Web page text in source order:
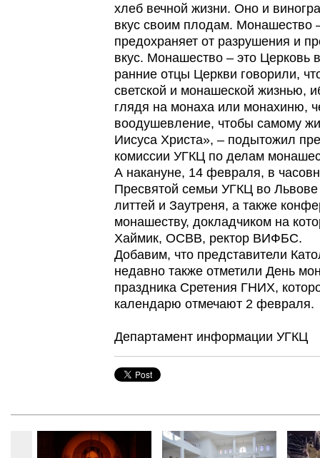
хлеб вечной жизни. Оно и
вкус своим плодам. Монашество
предохраняет от разрушения и
вкус. Монашество – это
ранние отцы Церкви говорили,
светской и монашеской жизнью,
глядя на монаха или монахиню,
воодушевление, чтобы самому
Иисуса Христа», – подытожил
комиссии УГКЦ по делам
А накануне, 14 февраля, в
Пресвятой семьи УГКЦ во Львове
литтей и Заутреня, а также
монашеству, докладчиком на
Хаймик, ОСВВ, ректор ВИФБС.
Добавим, что представители
недавно также отметили День
праздника Сретения ГНИХ,
календарю отмечают 2 февраля.
Департамент информации УГКЦ